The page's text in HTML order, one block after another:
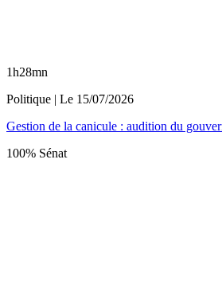
1h28mn
Politique | Le 15/07/2026
Gestion de la canicule : audition du
100% Sénat